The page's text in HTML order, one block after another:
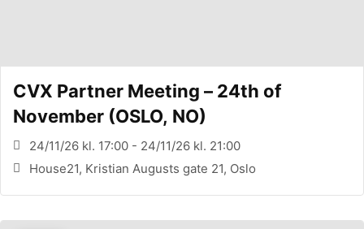
CVX Partner Meeting – 24th of
November (OSLO, NO)
24/11/26 kl. 17:00 - 24/11/26 kl. 21:00
House21, Kristian Augusts gate 21, Oslo